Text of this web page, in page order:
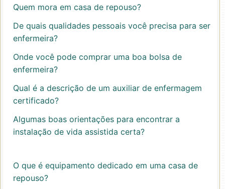
Quem mora em casa de repouso?
De quais qualidades pessoais você precisa para ser
enfermeira?
Onde você pode comprar uma boa bolsa de
enfermeira?
Qual é a descrição de um auxiliar de enfermagem
certificado?
Algumas boas orientações para encontrar a
instalação de vida assistida certa?
O que é equipamento dedicado em uma casa de
repouso?